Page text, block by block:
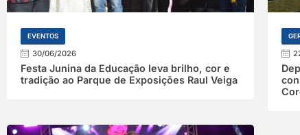
EVENTOS
30/06/2026
Festa Junina da Educação leva brilho, cor e
tradição ao Parque de Exposições Raul Veiga